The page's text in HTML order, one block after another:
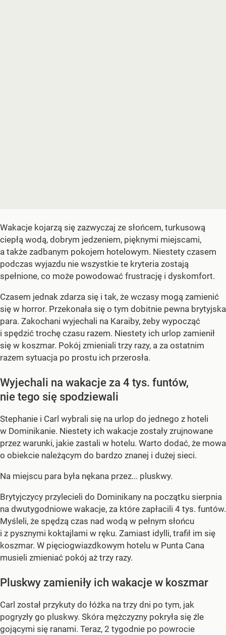
Wakacje kojarzą się zazwyczaj ze słońcem, turkusową
ciepłą wodą, dobrym jedzeniem, pięknymi miejscami,
a także zadbanym pokojem hotelowym. Niestety czasem
podczas wyjazdu nie wszystkie te kryteria zostają
spełnione, co może powodować frustrację i dyskomfort.
Czasem jednak zdarza się i tak, że wczasy mogą zamienić
się w horror. Przekonała się o tym dobitnie pewna brytyjska
para. Zakochani wyjechali na Karaiby, żeby wypocząć
i spędzić trochę czasu razem. Niestety ich urlop zamienił
się w koszmar. Pokój zmieniali trzy razy, a za ostatnim
razem sytuacja po prostu ich przerosła.
Wyjechali na wakacje za 4 tys. funtów,
nie tego się spodziewali
Stephanie i Carl wybrali się na urlop do jednego z hoteli
w Dominikanie. Niestety ich wakacje zostały zrujnowane
przez warunki, jakie zastali w hotelu. Warto dodać, że mowa
o obiekcie należącym do bardzo znanej i dużej sieci.
Na miejscu para była nękana przez... pluskwy.
Brytyjczycy przylecieli do Dominikany na początku sierpnia
na dwutygodniowe wakacje, za które zapłacili 4 tys. funtów.
Myśleli, że spędzą czas nad wodą w pełnym słońcu
i z pysznymi koktajlami w ręku. Zamiast idylli, trafił im się
koszmar. W pięciogwiazdkowym hotelu w Punta Cana
musieli zmieniać pokój aż trzy razy.
Pluskwy zamieniły ich wakacje w koszmar
Carl został przykuty do łóżka na trzy dni po tym, jak
pogryzły go pluskwy. Skóra mężczyzny pokryła się źle
gojącymi się ranami. Teraz, 2 tygodnie po powrocie